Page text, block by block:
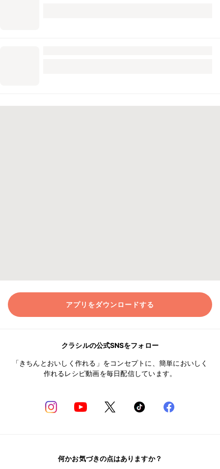
アプリをダウンロードする
クラシルの公式SNSをフォロー
「きちんとおいしく作れる」をコンセプトに、簡単においしく
作れるレシピ動画を毎日配信しています。
何かお気づきの点はありますか？